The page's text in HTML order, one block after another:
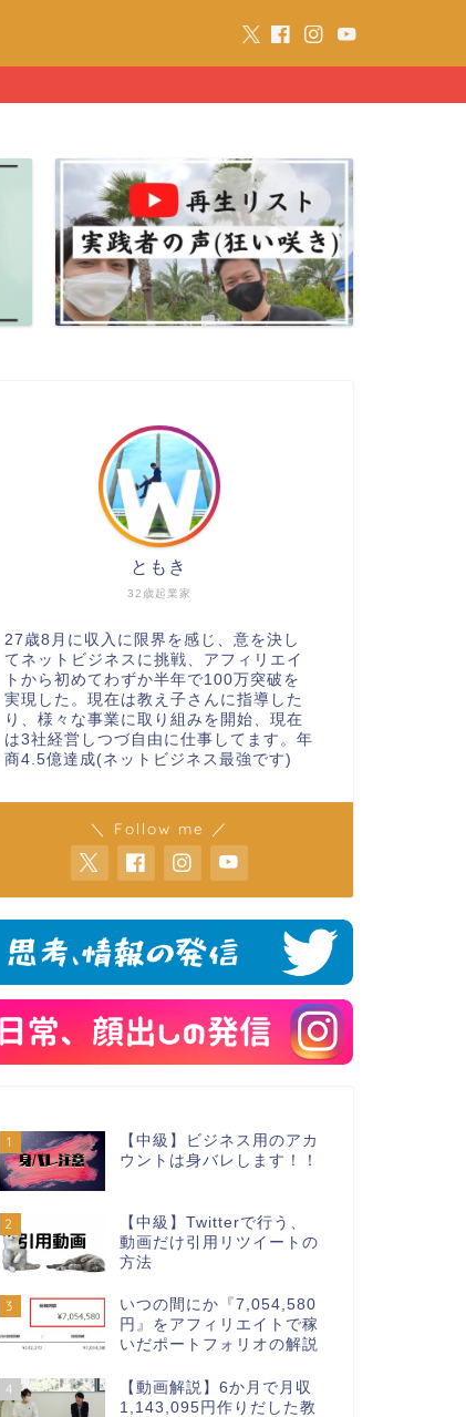
32歳起業家
ともき
27歳8月に収入に限界を感じ、意を決し
てネットビジネスに挑戦、アフィリエイ
トから初めてわずか半年で100万突破を
実現した。現在は教え子さんに指導した
り、様々な事業に取り組みを開始、現在
は3社経営しつづ自由に仕事してます。年
商4.5億達成(ネットビジネス最強です)
＼ Follow me ／
1
【中級】ビジネス用のアカ
ウントは身バレします！！
2
【中級】Twitterで行う、
動画だけ引用リツイートの
方法
3
いつの間にか『7,054,580
円』をアフィリエイトで稼
いだポートフォリオの解説
4
【動画解説】6か月で月収
1,143,095円作りだした教